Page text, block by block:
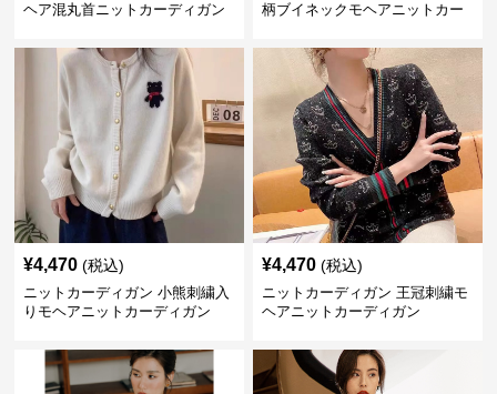
ヘア混丸首ニットカーディガン
柄ブイネックモヘアニットカー
¥4,470 (税込)
ニットカーディガン 小熊刺繍入
りモヘアニットカーディガン
¥4,470 (税込)
ニットカーディガン 王冠刺繍モ
ヘアニットカーディガン